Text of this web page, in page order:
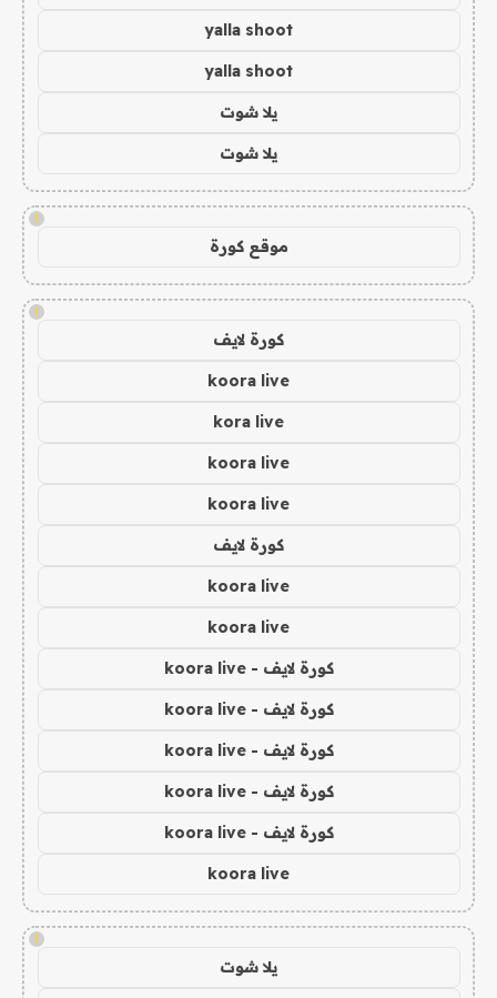
yalla shoot
yalla shoot
يلا شوت
يلا شوت
!
موقع كورة
!
كورة لايف
koora live
kora live
koora live
koora live
كورة لايف
koora live
koora live
كورة لايف - koora live
كورة لايف - koora live
كورة لايف - koora live
كورة لايف - koora live
كورة لايف - koora live
koora live
!
يلا شوت